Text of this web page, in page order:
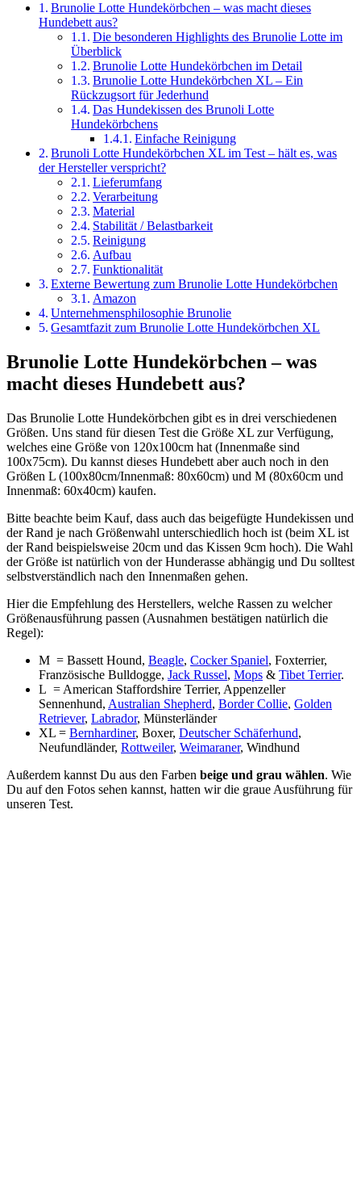
Brunolie Lotte Hundekörbchen – was macht dieses
Hundebett aus?
Die besonderen Highlights des Brunolie Lotte im
Überblick
Brunolie Lotte Hundekörbchen im Detail
Brunolie Lotte Hundekörbchen XL – Ein
Rückzugsort für Jederhund
Das Hundekissen des Brunoli Lotte
Hundekörbchens
Einfache Reinigung
Brunoli Lotte Hundekörbchen XL im Test – hält es, was
der Hersteller verspricht?
Lieferumfang
Verarbeitung
Material
Stabilität / Belastbarkeit
Reinigung
Aufbau
Funktionalität
Externe Bewertung zum Brunolie Lotte Hundekörbchen
Amazon
Unternehmensphilosophie Brunolie
Gesamtfazit zum Brunolie Lotte Hundekörbchen XL
Brunolie Lotte Hundekörbchen – was
macht dieses Hundebett aus?
Das Brunolie Lotte Hundekörbchen gibt es in drei verschiedenen
Größen. Uns stand für diesen Test die Größe XL zur Verfügung,
welches eine Größe von 120x100cm hat (Innenmaße sind
100x75cm). Du kannst dieses Hundebett aber auch noch in den
Größen L (100x80cm/Innenmaß: 80x60cm) und M (80x60cm und
Innenmaß: 60x40cm) kaufen.
Bitte beachte beim Kauf, dass auch das beigefügte Hundekissen und
der Rand je nach Größenwahl unterschiedlich hoch ist (beim XL ist
der Rand beispielsweise 20cm und das Kissen 9cm hoch). Die Wahl
der Größe ist natürlich von der Hunderasse abhängig und Du solltest
selbstverständlich nach den Innenmaßen gehen.
Hier die Empfehlung des Herstellers, welche Rassen zu welcher
Größenausführung passen (Ausnahmen bestätigen natürlich die
Regel):
M = Bassett Hound, Beagle, Cocker Spaniel, Foxterrier,
Französische Bulldogge, Jack Russel, Mops & Tibet Terrier.
L = American Staffordshire Terrier, Appenzeller
Sennenhund, Australian Shepherd, Border Collie, Golden
Retriever, Labrador, Münsterländer
XL = Bernhardiner, Boxer, Deutscher Schäferhund,
Neufundländer, Rottweiler, Weimaraner, Windhund
Außerdem kannst Du aus den Farben beige und grau wählen. Wie
Du auf den Fotos sehen kannst, hatten wir die graue Ausführung für
unseren Test.